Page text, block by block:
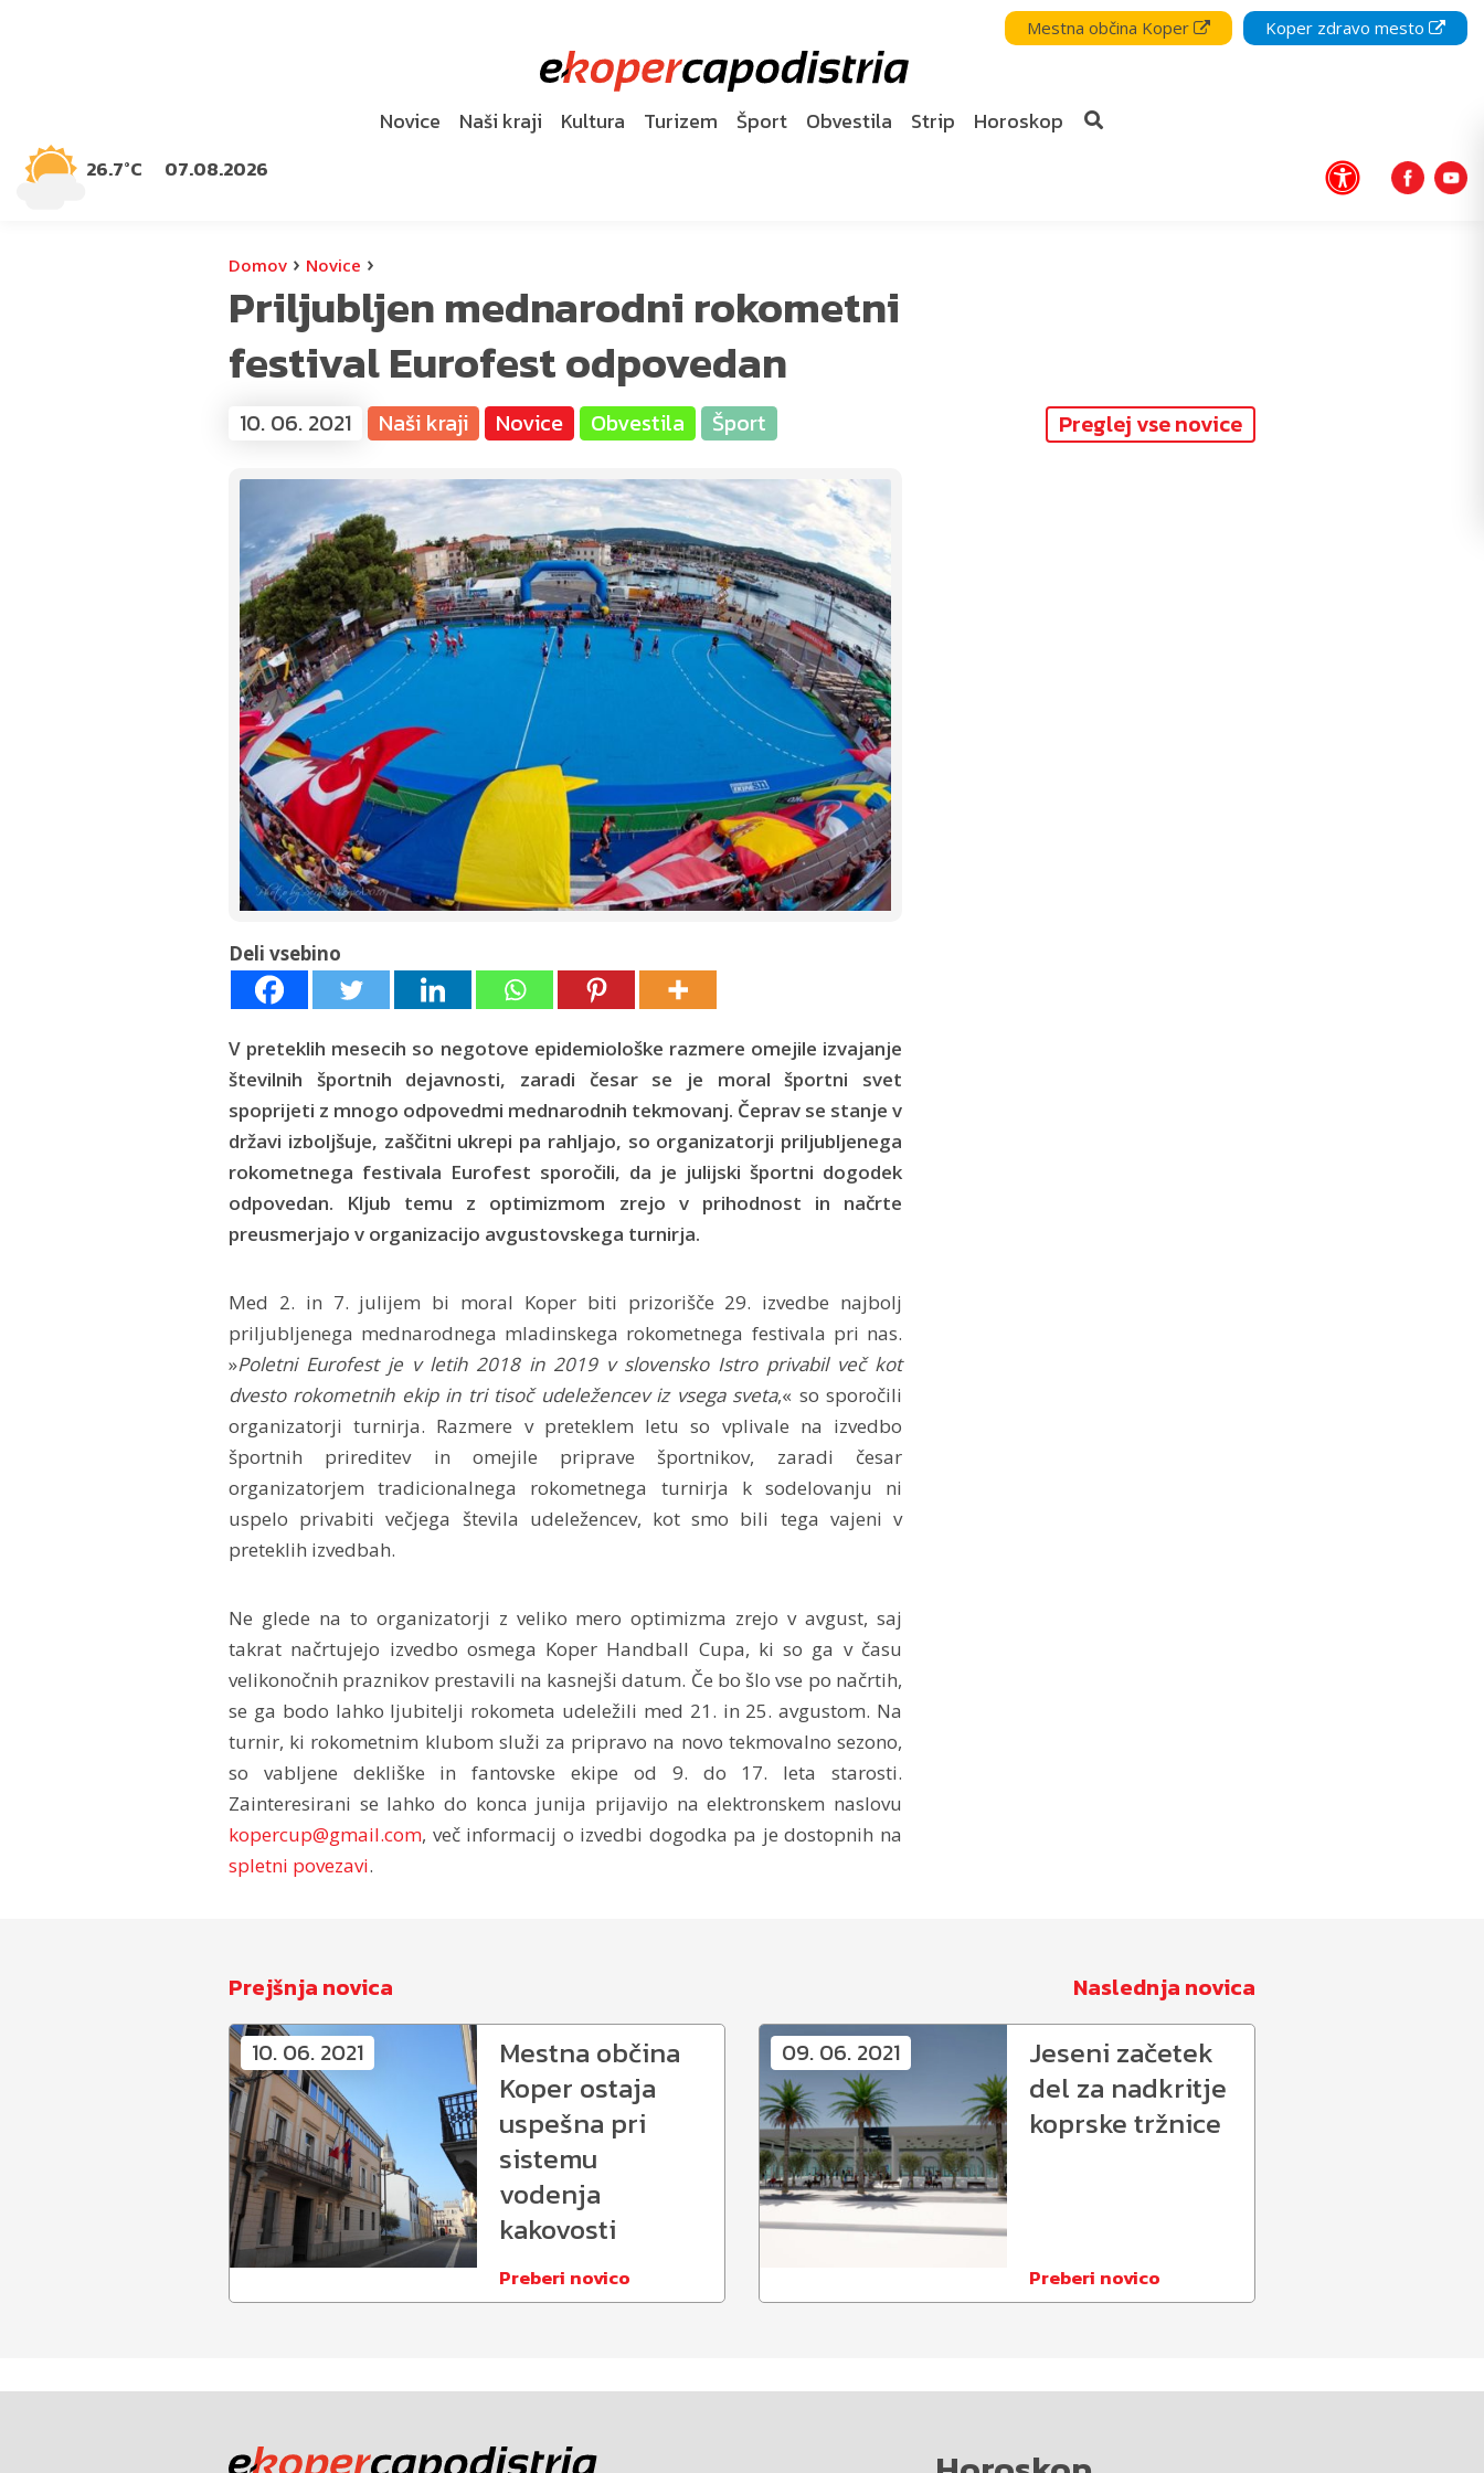
Mestna občina Koper Koper zdravo mesto
26.7°C 07.08.2026
Novice Naši kraji Kultura Turizem Šport Obvestila Strip Horoskop
Domov › Novice ›
Priljubljen mednarodni rokometni
festival Eurofest odpovedan
10. 06. 2021 Naši kraji Novice Obvestila Šport Preglej vse novice
Deli vsebino
V preteklih mesecih so negotove epidemiološke razmere omejile izvajanje
številnih športnih dejavnosti, zaradi česar se je moral športni svet
spoprijeti z mnogo odpovedmi mednarodnih tekmovanj. Čeprav se stanje v
državi izboljšuje, zaščitni ukrepi pa rahljajo, so organizatorji priljubljenega
rokometnega festivala Eurofest sporočili, da je julijski športni dogodek
odpovedan. Kljub temu z optimizmom zrejo v prihodnost in načrte
preusmerjajo v organizacijo avgustovskega turnirja.
Med 2. in 7. julijem bi moral Koper biti prizorišče 29. izvedbe najbolj
priljubljenega mednarodnega mladinskega rokometnega festivala pri nas.
»Poletni Eurofest je v letih 2018 in 2019 v slovensko Istro privabil več kot
dvesto rokometnih ekip in tri tisoč udeležencev iz vsega sveta,« so sporočili
organizatorji turnirja. Razmere v preteklem letu so vplivale na izvedbo
športnih prireditev in omejile priprave športnikov, zaradi česar
organizatorjem tradicionalnega rokometnega turnirja k sodelovanju ni
uspelo privabiti večjega števila udeležencev, kot smo bili tega vajeni v
preteklih izvedbah.
Ne glede na to organizatorji z veliko mero optimizma zrejo v avgust, saj
takrat načrtujejo izvedbo osmega Koper Handball Cupa, ki so ga v času
velikonočnih praznikov prestavili na kasnejši datum. Če bo šlo vse po načrtih,
se ga bodo lahko ljubitelji rokometa udeležili med 21. in 25. avgustom. Na
turnir, ki rokometnim klubom služi za pripravo na novo tekmovalno sezono,
so vabljene dekliške in fantovske ekipe od 9. do 17. leta starosti.
Zainteresirani se lahko do konca junija prijavijo na elektronskem naslovu
kopercup@gmail.com, več informacij o izvedbi dogodka pa je dostopnih na
spletni povezavi.
Prejšnja novica
Naslednja novica
10. 06. 2021
Mestna občina
Koper ostaja
uspešna pri
sistemu
vodenja
kakovosti
Preberi novico
09. 06. 2021
Jeseni začetek
del za nadkritje
koprske tržnice
Preberi novico